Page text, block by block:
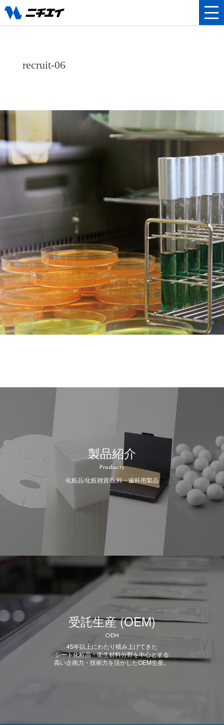
recruit-06
製品紹介
Products
化粧品/化粧雑貨/医科・歯科用製品
受託生産 (OEM)
OEM
45年以上にわたり積み上げてきた
シート化粧品・衛生材料分野を中心とする
高い企画力・技術力を活かしたOEM生産。